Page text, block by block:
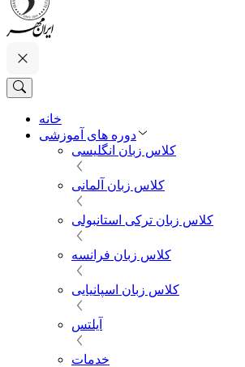
خانه
دوره های آموزشی
کلاس زبان انگلیسی
کلاس زبان آلمانی
کلاس زبان ترکی استانبولی
کلاس زبان فرانسه
کلاس زبان اسپانیایی
آیلتس
خدمات